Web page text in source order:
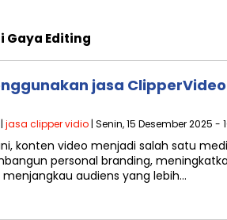
Gaya Editing
jasa
| jasa clipper vidio | Senin, 15 Desember 2025 -
konten video menjadi salah satu
personal branding,
audiens yang lebih…